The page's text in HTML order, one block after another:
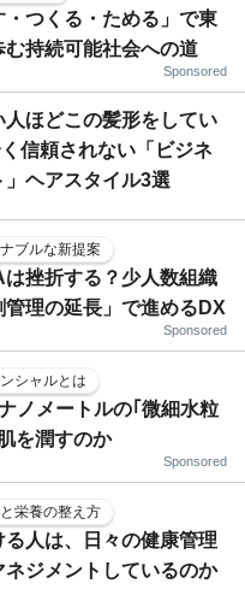
・つくる・ためる」で東
持続可能社会への道
Sponsored
ほどこの髪形をしてい
信頼されない「ビジネ
」ヘアスタイル3選
ブルな新提案
挫折する？少人数組織
管理の延長」で進めるDX
Sponsored
シャルとは
ノメートルの｢微細水粒
を潤すのか
Sponsored
栄養の整え方
る人は、日々の健康管理
ネジメントしているのか